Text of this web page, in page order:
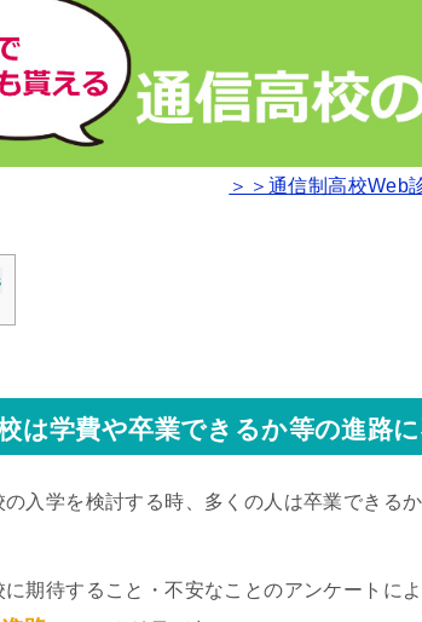
＞＞通信制高校Web
は学費や卒業できるか等の進路
入学を検討する時、多くの人は卒業できる
期待すること・不安なことのアンケートによ